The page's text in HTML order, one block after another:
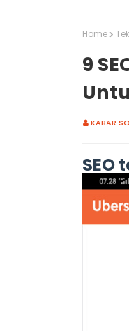
Home
9
KABAR
SEO